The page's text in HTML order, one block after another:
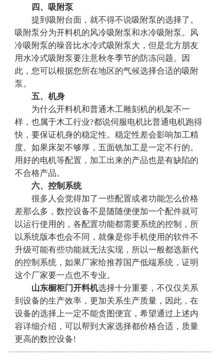
四、吸附泵
提到吸附台面，就不得不说吸附泵的选择了。
吸附泵分为开料机的风冷吸附泵和水冷吸附泵。风
冷吸附泵的噪音比水冷式吸附泵大，但是北方朋友
用水冷式吸附泵要注意秋冬季节的防冻问题。因
此，您可以根据您所在地区的气候选择合适的吸附
泵。
五、机身
为什么开料机和普通木工雕刻机的机架不一
样，也属于木工行业?都说伺服电机比普通电机跑得
快，要保证机身的稳定性。稳定性差会影响加工精
度。如果床架不够厚，五面铣加工是一定不行的。
用好的电机等配置，加工出来的产品也是有缺陷的
不合格产品。
六、控制系统
很多人会觉得加了一些配置或者功能怎么价格
差那么多，数控设备不是随随便便加一个配件就可
以运行使用的，各配置功能都需要系统的控制，所
以系统版本也会不同，就像是你手机使用的软件不
升级可能有些功能就无法实现，所以一般都选新代
的控制系统，如果厂家给推荐国产低端系统，证明
这个厂家要一点也不专业。
山东橱柜门开料机选择十分重要，不仅仅关系
到设备的生产效率，更加关系生产质量，因此，在
设备的选择上一定不能贪图便宜，希望通过上述内
容详细介绍，可以帮到大家选择都价格合适，质量
更高的数控设备!